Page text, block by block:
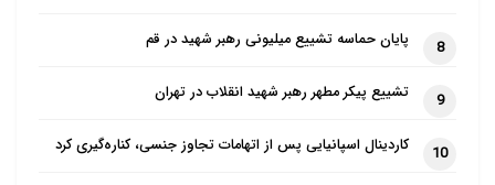
8 پایان حماسه تشییع میلیونی رهبر شهید در قم
9 تشییع پیکر مطهر رهبر شهید انقلاب در تهران
10 کاردینال اسپانیایی پس از اتهامات تجاوز جنسی، کناره‌گیری کرد